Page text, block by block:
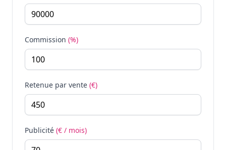
Commission (%)
Retenue par vente (€)
Publicité (€ / mois)